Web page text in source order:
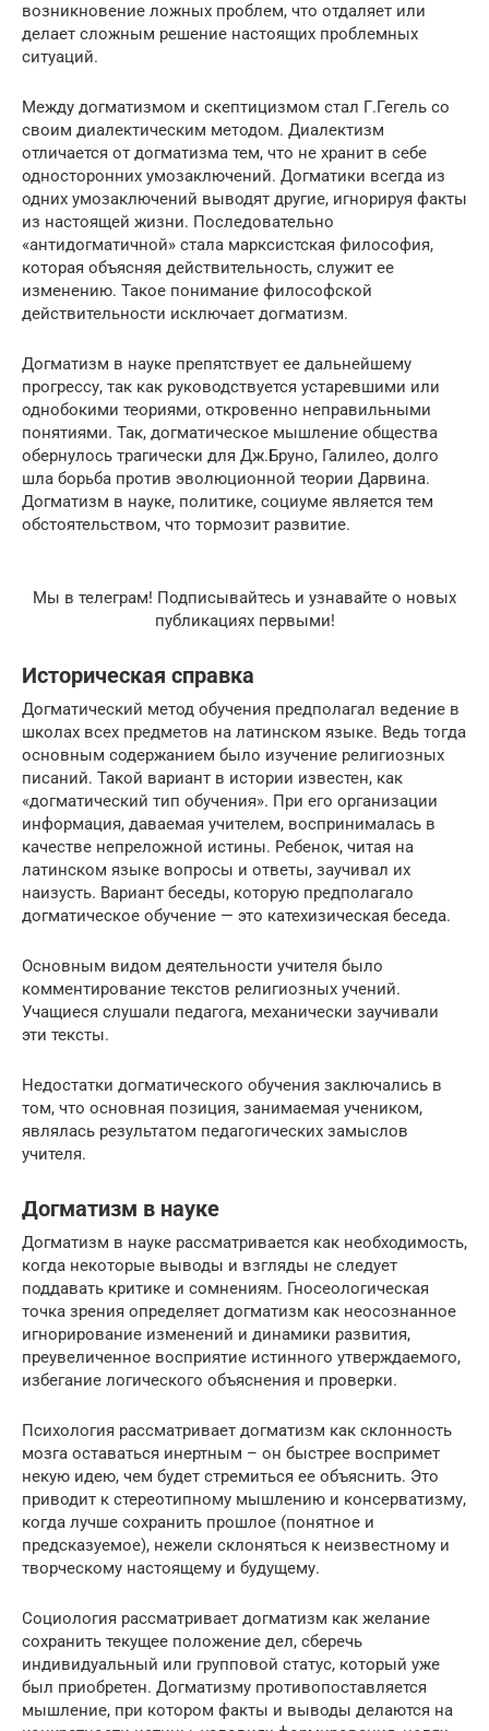
возникновение ложных проблем, что отдаляет или
делает сложным решение настоящих проблемных
ситуаций.
Между догматизмом и скептицизмом стал Г.Гегель со
своим диалектическим методом. Диалектизм
отличается от догматизма тем, что не хранит в себе
односторонних умозаключений. Догматики всегда из
одних умозаключений выводят другие, игнорируя факты
из настоящей жизни. Последовательно
«антидогматичной» стала марксистская философия,
которая объясняя действительность, служит ее
изменению. Такое понимание философской
действительности исключает догматизм.
Догматизм в науке препятствует ее дальнейшему
прогрессу, так как руководствуется устаревшими или
однобокими теориями, откровенно неправильными
понятиями. Так, догматическое мышление общества
обернулось трагически для Дж.Бруно, Галилео, долго
шла борьба против эволюционной теории Дарвина.
Догматизм в науке, политике, социуме является тем
обстоятельством, что тормозит развитие.
Мы в телеграм! Подписывайтесь и узнавайте о новых
публикациях первыми!
Историческая справка
Догматический метод обучения предполагал ведение в
школах всех предметов на латинском языке. Ведь тогда
основным содержанием было изучение религиозных
писаний. Такой вариант в истории известен, как
«догматический тип обучения». При его организации
информация, даваемая учителем, воспринималась в
качестве непреложной истины. Ребенок, читая на
латинском языке вопросы и ответы, заучивал их
наизусть. Вариант беседы, которую предполагало
догматическое обучение — это катехизическая беседа.
Основным видом деятельности учителя было
комментирование текстов религиозных учений.
Учащиеся слушали педагога, механически заучивали
эти тексты.
Недостатки догматического обучения заключались в
том, что основная позиция, занимаемая учеником,
являлась результатом педагогических замыслов
учителя.
Догматизм в науке
Догматизм в науке рассматривается как необходимость,
когда некоторые выводы и взгляды не следует
поддавать критике и сомнениям. Гносеологическая
точка зрения определяет догматизм как неосознанное
игнорирование изменений и динамики развития,
преувеличенное восприятие истинного утверждаемого,
избегание логического объяснения и проверки.
Психология рассматривает догматизм как склонность
мозга оставаться инертным – он быстрее воспримет
некую идею, чем будет стремиться ее объяснить. Это
приводит к стереотипному мышлению и консерватизму,
когда лучше сохранить прошлое (понятное и
предсказуемое), нежели склоняться к неизвестному и
творческому настоящему и будущему.
Социология рассматривает догматизм как желание
сохранить текущее положение дел, сберечь
индивидуальный или групповой статус, который уже
был приобретен. Догматизму противопоставляется
мышление, при котором факты и выводы делаются на